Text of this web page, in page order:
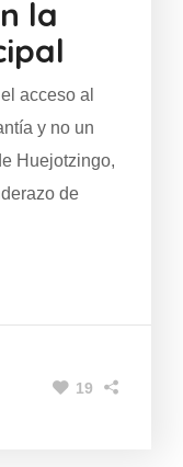
la
acceso al
y no un
Huejotzingo,
de
19